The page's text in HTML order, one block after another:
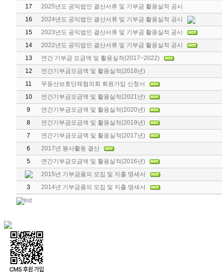
17
2025년도 공익법인 결산서류 및 기부금 활용실적 공시
16
2024년도 공익법인 결산서류 및 기부금 활용실적 공시
15
2023년도 공익법인 결산서류 및 기부금 활용실적 공시
14
2022년도 공익법인 결산서류 및 기부금 활용실적 공시
13
연간 기부금 모금액 및 활용실적(2017~2022)
12
연간기부금모금액 및 활용실적(2018년)
11
무등산보호단체협의회 회원가입 신청서
10
연간기부금모금액 및 활용실적(2021년)
9
연간기부금모금액 및 활용실적(2020년)
8
연간기부금모금액 및 활용실적(2019년)
7
연간기부금모금액 및 활용실적(2017년)
6
2017년 봉사활동 결산
5
연간기부금모금액 및 활용실적(2016년)
2015년 기부금품의 모집 및 지출 명세서
3
2014년 기부금품의 모집 및 지출 명세서